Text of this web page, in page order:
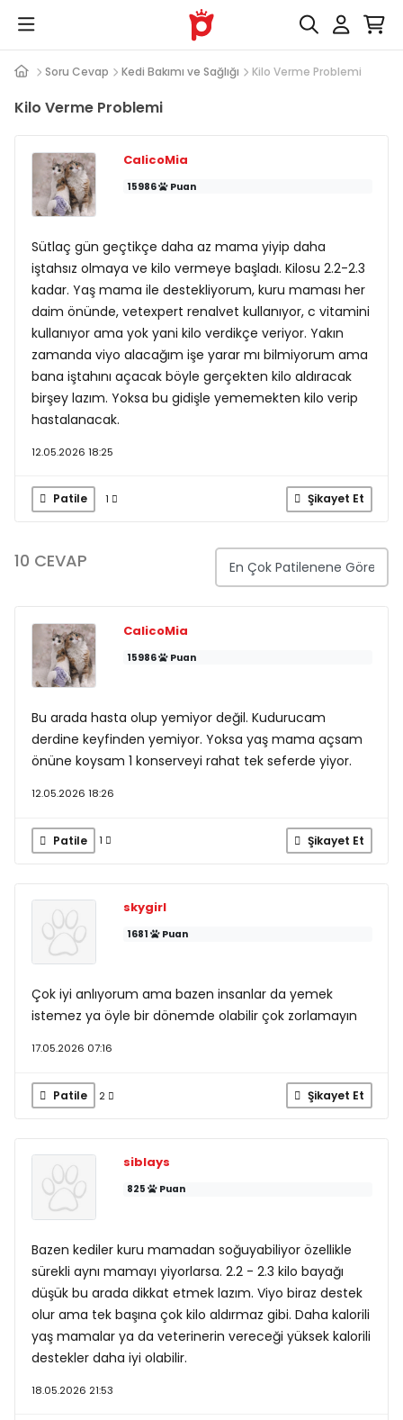
Soru Cevap Kedi Bakımı ve Sağlığı Kilo Verme Problemi
Kilo Verme Problemi
CalicoMia
15986 Puan
Sütlaç gün geçtikçe daha az mama yiyip daha
iştahsız olmaya ve kilo vermeye başladı. Kilosu 2.2-2.3
kadar. Yaş mama ile destekliyorum, kuru maması her
daim önünde, vetexpert renalvet kullanıyor, c vitamini
kullanıyor ama yok yani kilo verdikçe veriyor. Yakın
zamanda viyo alacağım işe yarar mı bilmiyorum ama
bana iştahını açacak böyle gerçekten kilo aldıracak
birşey lazım. Yoksa bu gidişle yememekten kilo verip
hastalanacak.
12.05.2026 18:25
Patile 1 Şikayet Et
10 CEVAP
CalicoMia
15986 Puan
Bu arada hasta olup yemiyor değil. Kudurucam
derdine keyfinden yemiyor. Yoksa yaş mama açsam
önüne koysam 1 konserveyi rahat tek seferde yiyor.
12.05.2026 18:26
Patile 1 Şikayet Et
skygirl
1681 Puan
Çok iyi anlıyorum ama bazen insanlar da yemek
istemez ya öyle bir dönemde olabilir çok zorlamayın
17.05.2026 07:16
Patile 2 Şikayet Et
siblays
825 Puan
Bazen kediler kuru mamadan soğuyabiliyor özellikle
sürekli aynı mamayı yiyorlarsa. 2.2 - 2.3 kilo bayağı
düşük bu arada dikkat etmek lazım. Viyo biraz destek
olur ama tek başına çok kilo aldırmaz gibi. Daha kalorili
yaş mamalar ya da veterinerin vereceği yüksek kalorili
destekler daha iyi olabilir.
18.05.2026 21:53